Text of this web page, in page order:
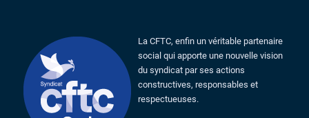
La CFTC, enfin un véritable partenaire
social qui apporte une nouvelle vision
du syndicat par ses actions
constructives, responsables et
respectueuses.